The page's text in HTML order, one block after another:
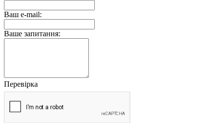
Ваш e-mail:
Ваше запитання:
Перевірка